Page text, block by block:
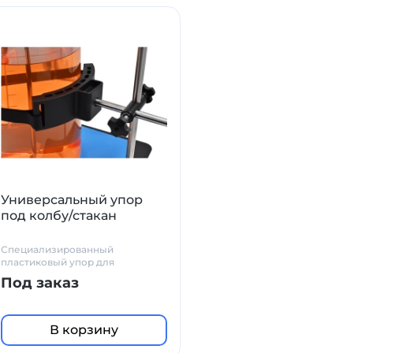
Универсальный упор
под колбу/стакан
Специализированный
пластиковый упор для
лабораторного стакана на
верхнеприводной мешалкой.
Препятствует смещению и
вращению посуды, обеспечивая
стабильность процесса
Под заказ
В корзину